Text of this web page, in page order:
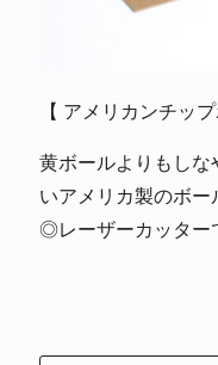
【 アメリカンチップ
黄ボールよりもしな
いアメリカ製のボー
◎レーザーカッター